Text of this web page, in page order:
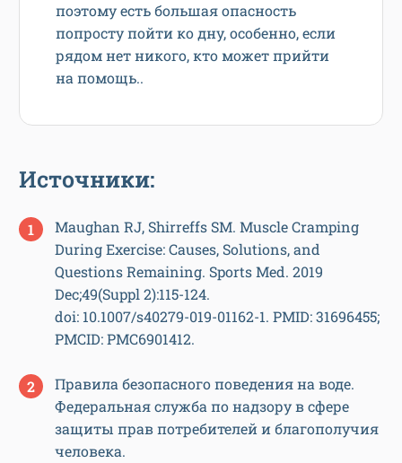
поэтому есть большая опасность
попросту пойти ко дну, особенно, если
рядом нет никого, кто может прийти
на помощь..
Источники:
Maughan RJ, Shirreffs SM. Muscle Cramping
During Exercise: Causes, Solutions, and
Questions Remaining. Sports Med. 2019
Dec;49(Suppl 2):115-124.
doi: 10.1007/s40279-019-01162-1. PMID: 31696455;
PMCID: PMC6901412.
Правила безопасного поведения на воде.
Федеральная служба по надзору в сфере
защиты прав потребителей и благополучия
человека.